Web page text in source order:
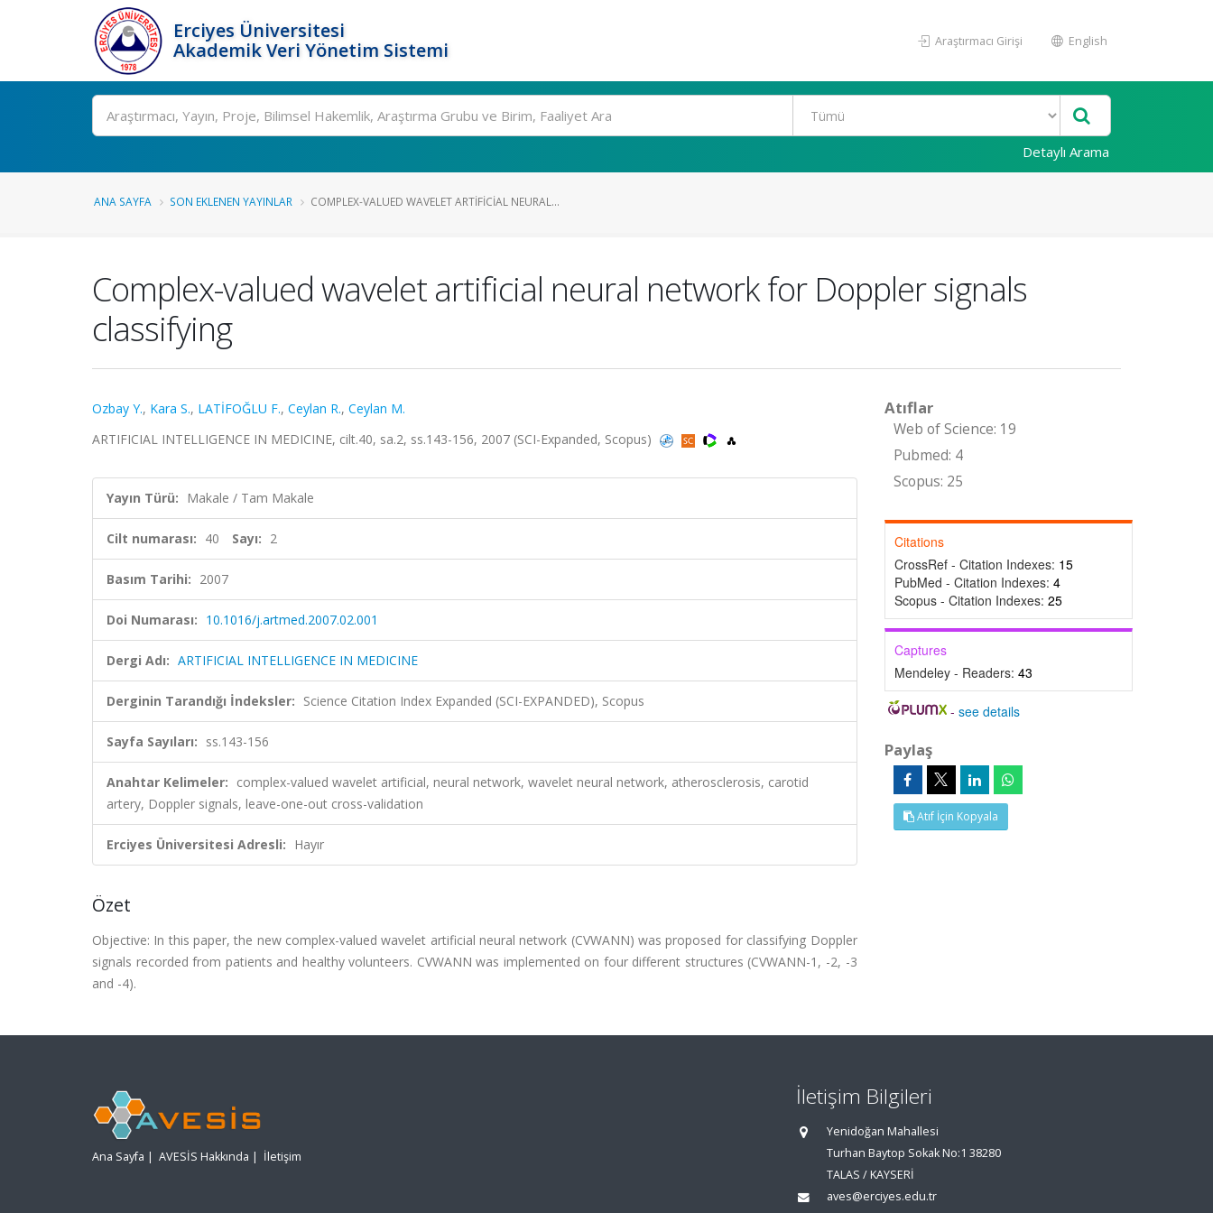
Erciyes Üniversitesi
Akademik Veri Yönetim Sistemi
Araştırmacı Girişi English
Ara
Detaylı Arama
ANA SAYFA SON EKLENEN YAYINLAR COMPLEX-VALUED WAVELET ARTIFICIAL NEURAL...
Complex-valued wavelet artificial neural network for Doppler signals
classifying
Ozbay Y., Kara S., LATİFOĞLU F., Ceylan R., Ceylan M.
ARTIFICIAL INTELLIGENCE IN MEDICINE, cilt.40, sa.2, ss.143-156, 2007 (SCI-Expanded, Scopus)
Yayın Türü: Makale / Tam Makale
Cilt numarası: 40 Sayı: 2
Basım Tarihi: 2007
Doi Numarası: 10.1016/j.artmed.2007.02.001
Dergi Adı: ARTIFICIAL INTELLIGENCE IN MEDICINE
Derginin Tarandığı İndeksler: Science Citation Index Expanded (SCI-EXPANDED), Scopus
Sayfa Sayıları: ss.143-156
Anahtar Kelimeler: complex-valued wavelet artificial, neural network, wavelet neural network, atherosclerosis, carotid
artery, Doppler signals, leave-one-out cross-validation
Erciyes Üniversitesi Adresli: Hayır
Özet
Objective: In this paper, the new complex-valued wavelet artificial neural network (CVWANN) was proposed for classifying Doppler
signals recorded from patients and healthy volunteers. CVWANN was implemented on four different structures (CVWANN-1, -2, -3
and -4).
Atıflar
Web of Science: 19
Pubmed: 4
Scopus: 25
Citations
CrossRef - Citation Indexes: 15
PubMed - Citation Indexes: 4
Scopus - Citation Indexes: 25
Captures
Mendeley - Readers: 43
-see details
Paylaş
Atıf İçin Kopyala
Ana Sayfa | AVESİS Hakkında | İletişim
İletişim Bilgileri
Yenidoğan Mahallesi
Turhan Baytop Sokak No:1 38280
TALAS / KAYSERİ
aves@erciyes.edu.tr